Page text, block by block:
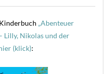
„Abenteuer
Lilly, Nikolas und der
(klick):